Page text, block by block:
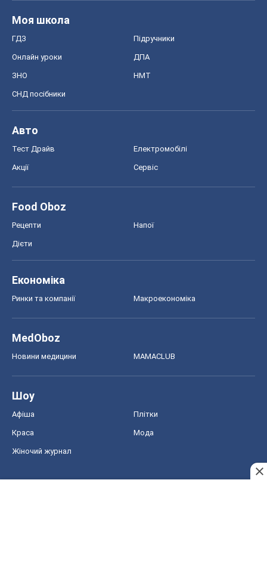
Моя школа
ГДЗ Підручники
Онлайн уроки ДПА
ЗНО НМТ
СНД посібники
Авто
Тест Драйв Електромобілі
Акції Сервіс
Food Oboz
Рецепти Напої
Дієти
Економіка
Ринки та компанії Макроекономіка
MedOboz
Новини медицини MAMACLUB
Шоу
Афіша Плітки
Краса Мода
Жіночий журнал